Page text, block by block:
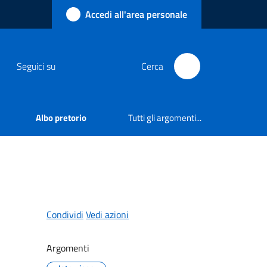
Accedi all'area personale
Seguici su Cerca
Albo pretorio Tutti gli argomenti...
Condividi Vedi azioni
Argomenti